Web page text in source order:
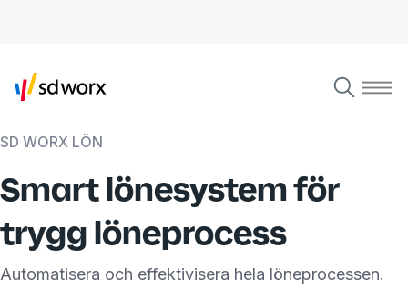
SD WORX LÖN
Smart lönesystem för
trygg löneprocess
Automatisera och effektivisera hela löneprocessen.